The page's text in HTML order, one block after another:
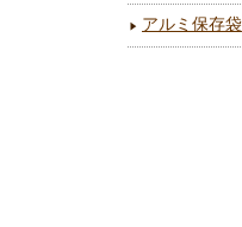
アルミ保存袋